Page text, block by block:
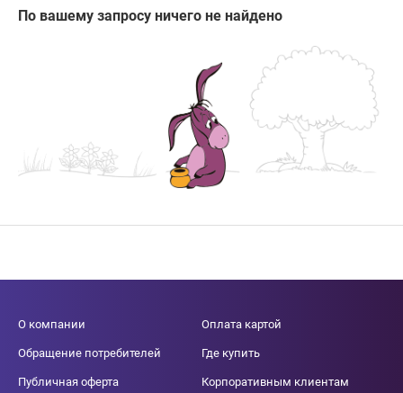
По вашему запросу ничего не найдено
О компании
Обращение потребителей
Публичная оферта
Оплата картой
Где купить
Корпоративным клиентам